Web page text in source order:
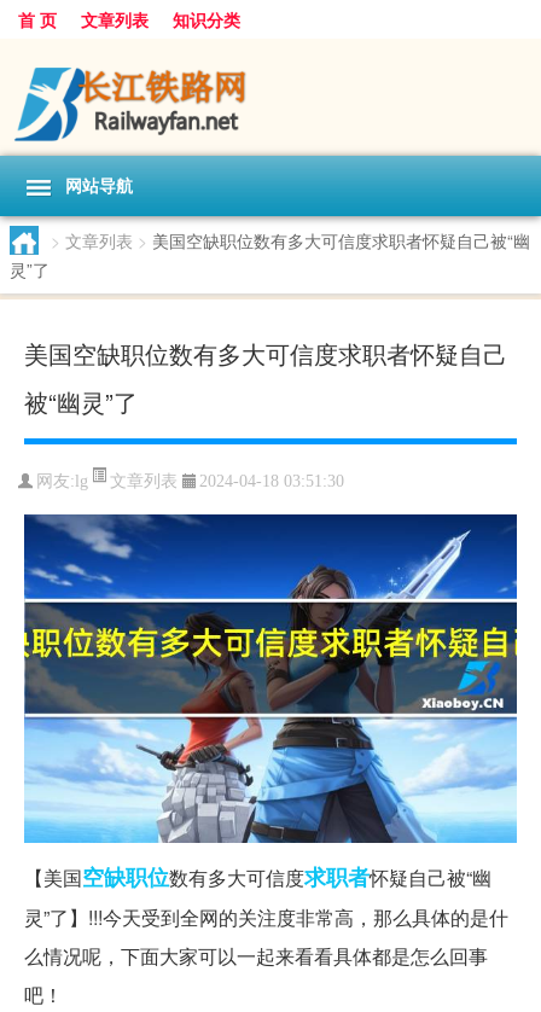
首 页 文章列表 知识分类
网站导航
> 文章列表 > 美国空缺职位数有多大可信度求职者怀疑自己被“幽
灵”了
美国空缺职位数有多大可信度求职者怀疑自己
被“幽灵”了
网友: lg 文章列表 2024-04-18 03:51:30
【美国空缺职位数有多大可信度求职者怀疑自己被“幽
灵”了】!!!今天受到全网的关注度非常高，那么具体的是什
么情况呢，下面大家可以一起来看看具体都是怎么回事
吧！